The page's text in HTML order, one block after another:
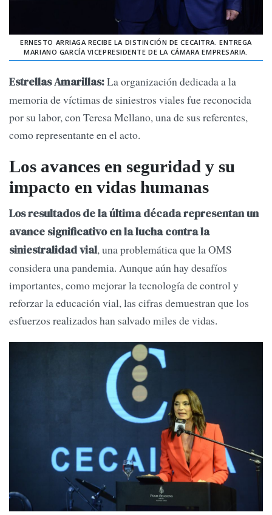
ERNESTO ARRIAGA RECIBE LA DISTINCIÓN DE CECAITRA. ENTREGA
MARIANO GARCÍA VICEPRESIDENTE DE LA CÁMARA EMPRESARIA.
Estrellas Amarillas:La organización dedicada a la
memoria de víctimas de siniestros viales fue reconocida
por su labor, con Teresa Mellano, una de sus referentes,
como representante en el acto.
Los avances en seguridad y su
impacto en vidas humanas
Los resultados de la última década representan un
avance significativo en la lucha contra la
siniestralidad vial, una problemática que la OMS
considera una pandemia. Aunque aún hay desafíos
importantes, como mejorar la tecnología de control y
reforzar la educación vial, las cifras demuestran que los
esfuerzos realizados han salvado miles de vidas.